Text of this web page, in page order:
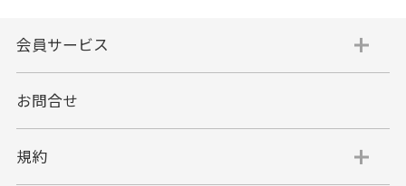
会員サービス
お問合せ
規約